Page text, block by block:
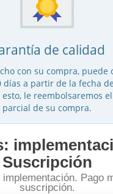
de calidad
con su compra, puede
días a partir de la fecha
le reembolsaremos
parcial de su compra.
Suscripción
Pago
suscripción.